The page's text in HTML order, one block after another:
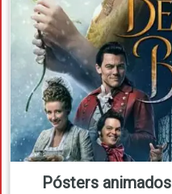
Pósters animados